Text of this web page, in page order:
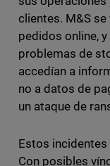
clientes. M&S
pedidos online,
problemas de
accedían a
no a datos de
un ataque de
Estos
Con posibles